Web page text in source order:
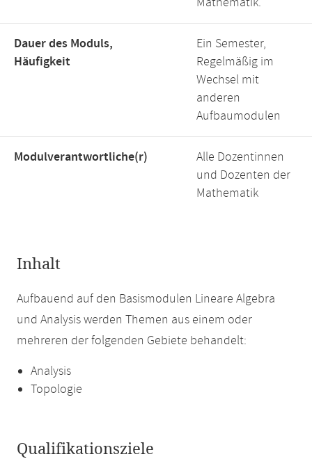
Dauer des Moduls,
Häufigkeit
Ein Semester,
Regelmäßig im
Wechsel mit
anderen
Aufbaumodulen
Modulverantwortliche(r)
Alle Dozentinnen
und Dozenten der
Mathematik
Inhalt
Aufbauend auf den Basismodulen Lineare Algebra
und Analysis werden Themen aus einem oder
mehreren der folgenden Gebiete behandelt:
Analysis
Topologie
Qualifikationsziele